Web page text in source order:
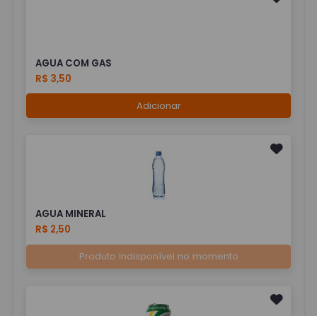
AGUA COM GAS
R$ 3,50
Adicionar
AGUA MINERAL
R$ 2,50
Produto Indisponível no momento